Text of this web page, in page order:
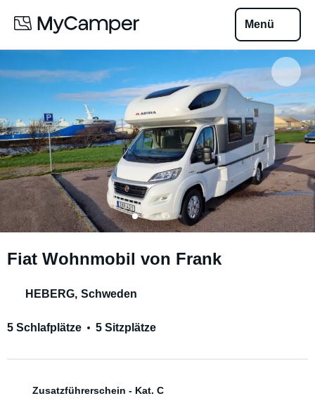
Menü
Fiat Wohnmobil von Frank
HEBERG, Schweden
5 Schlafplätze 5 Sitzplätze
Zusatzführerschein - Kat. C